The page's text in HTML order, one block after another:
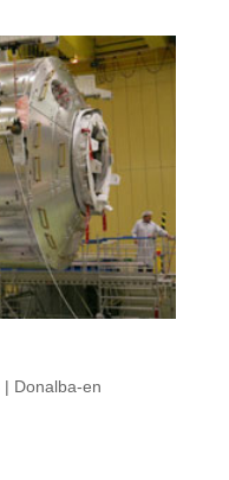
| Donalba-en